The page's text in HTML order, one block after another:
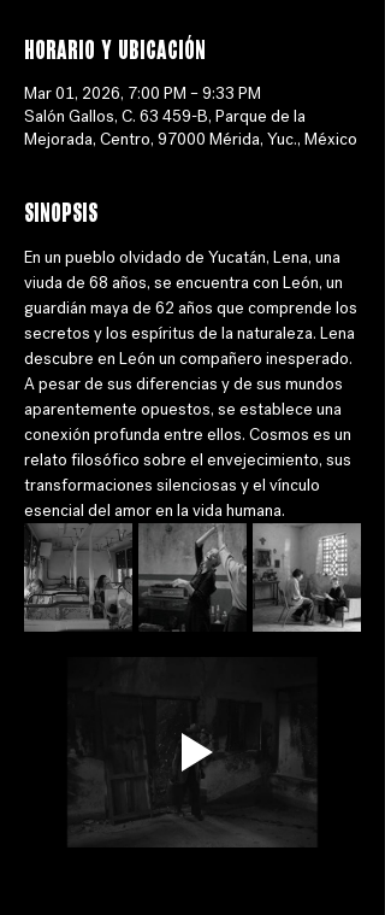
Horario y ubicación
Mar 01, 2026, 7:00 PM – 9:33 PM
Salón Gallos, C. 63 459-B, Parque de la
Mejorada, Centro, 97000 Mérida, Yuc., México
Sinopsis
En un pueblo olvidado de Yucatán, Lena, una
viuda de 68 años, se encuentra con León, un
guardián maya de 62 años que comprende los
secretos y los espíritus de la naturaleza. Lena
descubre en León un compañero inesperado.
A pesar de sus diferencias y de sus mundos
aparentemente opuestos, se establece una
conexión profunda entre ellos. Cosmos es un
relato filosófico sobre el envejecimiento, sus
transformaciones silenciosas y el vínculo
esencial del amor en la vida humana.